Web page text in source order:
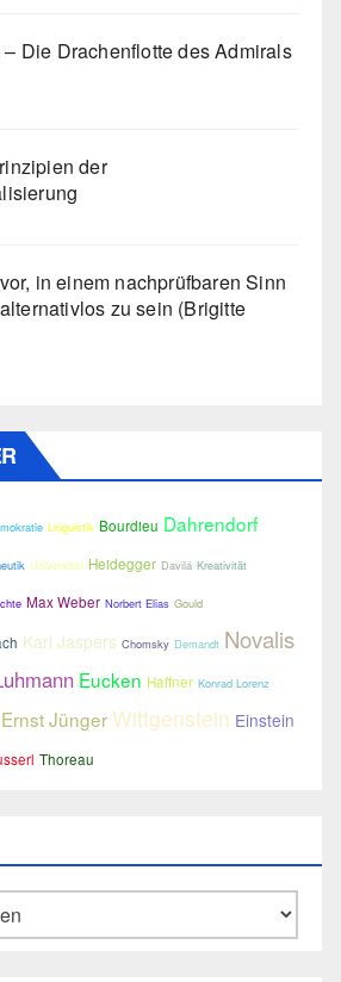
Die Drachenflotte des Admirals
der
in einem nachprüfbaren Sinn
zu sein (Brigitte
Linguistik Bourdieu Dahrendorf
Universität Heidegger Davilá Kreativität
Max Weber Norbert Elias Gould
Karl Jaspers Chomsky Demandt Novalis
Eucken Haffner Konrad Lorenz
Ernst JüngerWittgenstein Einstein
Thoreau